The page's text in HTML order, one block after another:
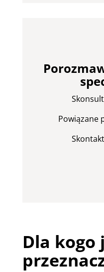
Powiązane
Dla kogo